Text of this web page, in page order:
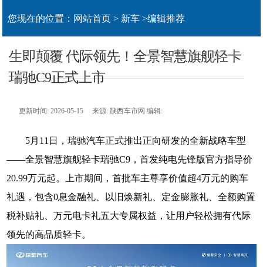
您现在的位置： 网站首页 > 新车 >编辑推荐
生即颠覆 代际领先！全景智慧旗舰轻卡
瑞驰C9正式上市
更新时间: 2026-05-15 来源: 陕西车市网 编辑:
5月11日，瑞驰汽车正式推出正向研发的全新战略车型
——全景智慧旗舰轻卡瑞驰C9，首发纯电先锋版官方指导价
20.99万元起。上市期间，首批车主尊享价值超4万元的购车
礼遇，包含0息金融礼、以旧焕新礼、定金膨胀礼、全额购置
税补贴礼、万元电卡礼五大专属权益，让用户轻松拥有代际
领先的高品质轻卡。